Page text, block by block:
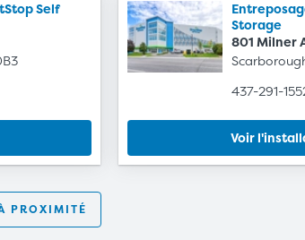
Self
Storage
801 Milner
437-291-
Voir
PROXIMITÉ